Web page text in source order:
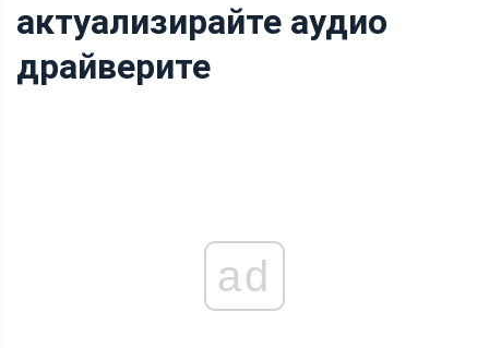
актуализирайте аудио
драйверите
ad